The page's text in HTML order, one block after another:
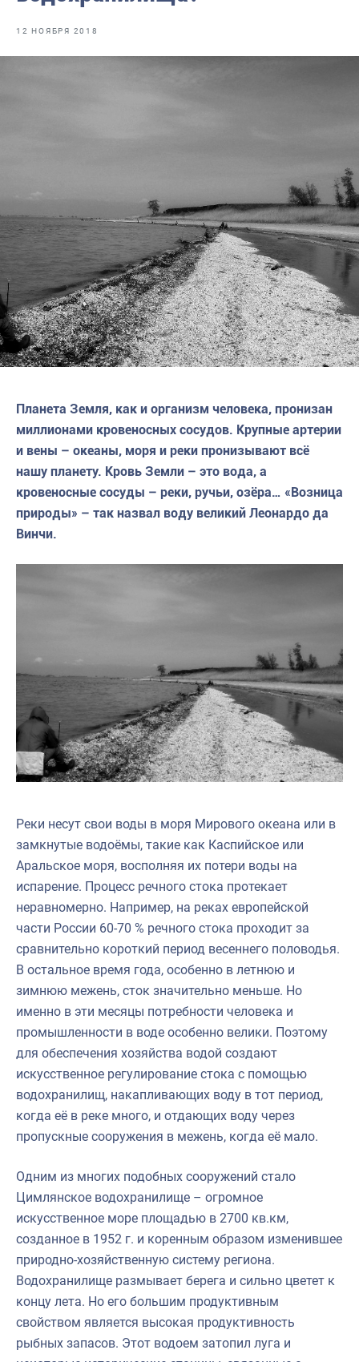
Отраслевые СМИ
Научно-практическая литература
Укрепление духовно-нравственных ценностей
События в России и мире
12 НОЯБРЯ 2018
Планета Земля, как и организм человека, пронизан
миллионами кровеносных сосудов. Крупные артерии
и вены – океаны, моря и реки пронизывают всё
нашу планету. Кровь Земли – это вода, а
кровеносные сосуды – реки, ручьи, озёра… «Возница
природы» – так назвал воду великий Леонардо да
Винчи.
Реки несут свои воды в моря Мирового океана или в
замкнутые водоёмы, такие как Каспийское или
Аральское моря, восполняя их потери воды на
испарение. Процесс речного стока протекает
неравномерно. Например, на реках европейской
части России 60-70 % речного стока проходит за
сравнительно короткий период весеннего половодья.
В остальное время года, особенно в летнюю и
зимнюю межень, сток значительно меньше. Но
именно в эти месяцы потребности человека и
промышленности в воде особенно велики. Поэтому
для обеспечения хозяйства водой создают
искусственное регулирование стока с помощью
водохранилищ, накапливающих воду в тот период,
когда её в реке много, и отдающих воду через
пропускные сооружения в межень, когда её мало.
Одним из многих подобных сооружений стало
Цимлянское водохранилище – огромное
искусственное море площадью в 2700 кв.км,
созданное в 1952 г. и коренным образом изменившее
природно-хозяйственную систему региона.
Водохранилище размывает берега и сильно цветет к
концу лета. Но его большим продуктивным
свойством является высокая продуктивность
рыбных запасов. Этот водоем затопил луга и